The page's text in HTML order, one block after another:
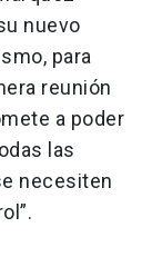
nuevo
para
reunión
a poder
las
necesiten